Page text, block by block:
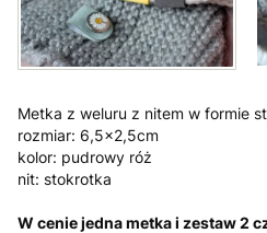
Metka z weluru z nitem w formie
rozmiar: 6,5x2,5cm
kolor: pudrowy róż
nit: stokrotka
W cenie jedna metka i zestaw 2